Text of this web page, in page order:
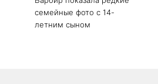
семейные фото с 14-
летним сыном